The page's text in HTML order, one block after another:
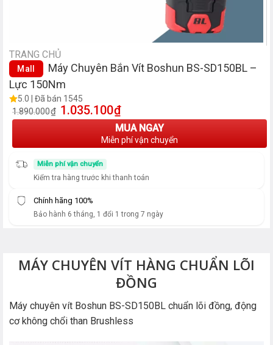
TRANG CHỦ
Mall
Máy Chuyên Bắn Vít Boshun BS-SD150BL –
Lực 150Nm
5.0 | Đã bán 1545
1.890.000₫ Giá gốc là: 1.890.000₫.
1.035.100₫Giá hiện tại là: 1.035.100₫.
MUA NGAY
Miễn phí vận chuyển
Miễn phí vận chuyển
Kiểm tra hàng trước khi thanh toán
Chính hãng 100%
Bảo hành 6 tháng, 1 đổi 1 trong 7 ngày
MÁY CHUYÊN VÍT HÀNG CHUẨN LÕI
ĐỒNG
Máy chuyên vít Boshun BS-SD150BL chuẩn lõi đồng, động
cơ không chổi than Brushless